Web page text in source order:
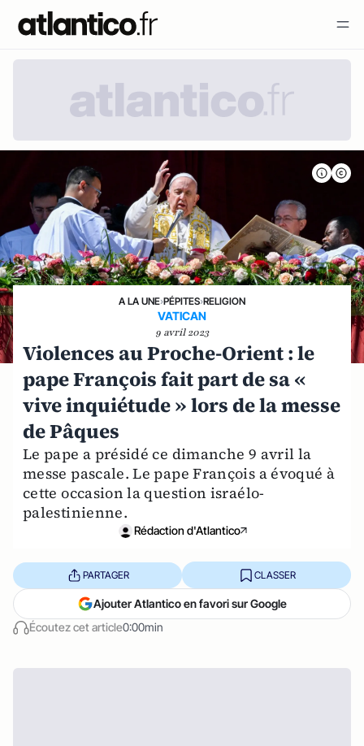
A LA UNE›PÉPITES›RELIGION
VATICAN
9 avril 2023
Violences au Proche-Orient : le
pape François fait part de sa «
vive inquiétude » lors de la messe
de Pâques
Le pape a présidé ce dimanche 9 avril la
messe pascale. Le pape François a évoqué à
cette occasion la question israélo-
palestinienne.
Rédaction d'Atlantico
Écoutez cet article0:00min
PARTAGER CLASSER
Ajouter Atlantico en favori sur Google